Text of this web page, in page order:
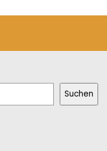
Suchen